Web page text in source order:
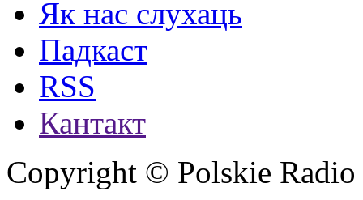
Як нас слухаць
Падкаст
RSS
Кантакт
Copyright © Polskie